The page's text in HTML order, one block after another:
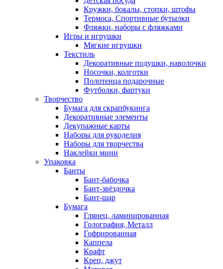
Кружки, бокалы, стопки, штофы
Термоса, Спортивные бутылки
Фляжки, наборы с фляжками
Игры и игрушки
Мягкие игрушки
Текстиль
Декоративные подушки, наволочки
Носочки, колготки
Полотенца подарочные
Футболки, фартуки
Творчество
Бумага для скрапбукинга
Декоративные элементы
Декупажные карты
Наборы для рукоделия
Наборы для творчества
Наклейки мини
Упаковка
Банты
Бант-бабочка
Бант-звёздочка
Бант-шар
Бумага
Глянец, ламинированная
Голография, Металл
Гофрированная
Каппела
Крафт
Креп, джут